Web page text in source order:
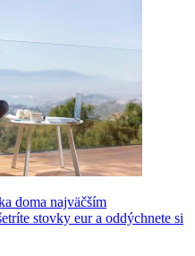
doma najväčším
stovky eur a oddýchnete si